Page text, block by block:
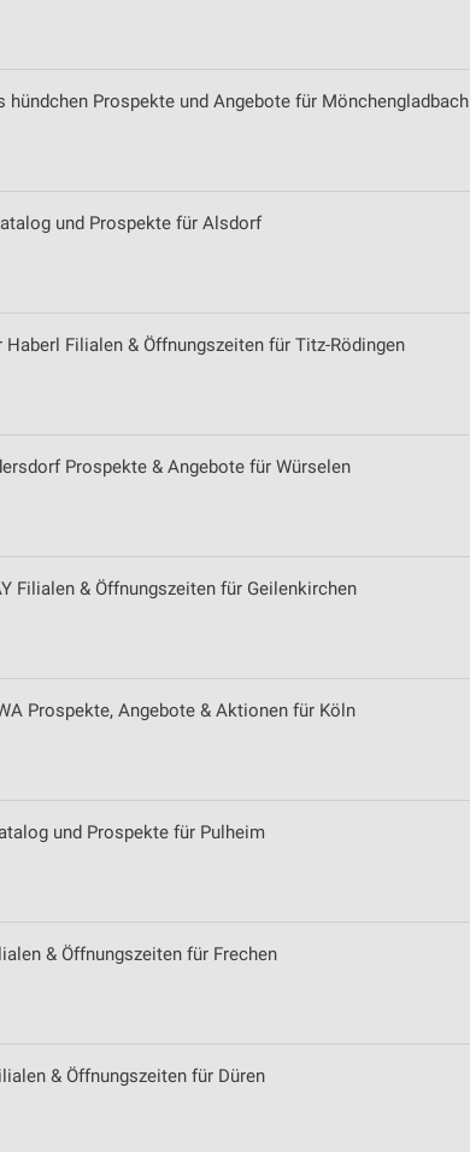
hündchen Prospekte und Angebote für Mönchengladbach
und Prospekte für Alsdorf
Filialen & Öffnungszeiten für Titz-Rödingen
Prospekte & Angebote für Würselen
Filialen & Öffnungszeiten für Geilenkirchen
Prospekte, Angebote & Aktionen für Köln
und Prospekte für Pulheim
& Öffnungszeiten für Frechen
& Öffnungszeiten für Düren